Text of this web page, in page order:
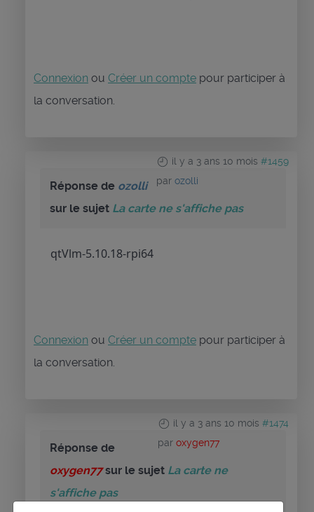
Connexion ou Créer un compte pour participer à
la conversation.
il y a 3 ans 10 mois #1459
par ozolli
Réponse de ozolli
sur le sujet La carte ne s'affiche pas
qtVlm-5.10.18-rpi64
Connexion ou Créer un compte pour participer à
la conversation.
il y a 3 ans 10 mois #1474
par oxygen77
Réponse de
oxygen77sur le sujet La carte ne
s'affiche pas